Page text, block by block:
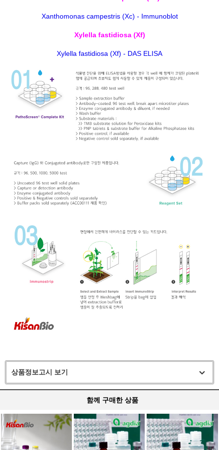
Xanthomonas campestris (Xc) - Immunoblot
Xylella fastidiosa (Xf)
Xylella fastidiosa (Xf) - DAS ELISA
상품정보고시 보기
함께 구매한 상품